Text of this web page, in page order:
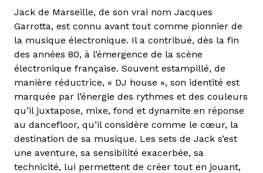
Jack de Marseille, de son vrai nom Jacques
Garrotta, est connu avant tout comme pionnier de
la musique électronique. Il a contribué, dès la fin
des années 80, à l’émergence de la scène
électronique française. Souvent estampillé, de
manière réductrice, « DJ house », son identité est
marquée par l’énergie des rythmes et des couleurs
qu’il juxtapose, mixe, fond et dynamite en réponse
au dancefloor, qu’il considère comme le cœur, la
destination de sa musique. Les sets de Jack s’est
une aventure, sa sensibilité exacerbée, sa
technicité, lui permettent de créer tout en jouant,